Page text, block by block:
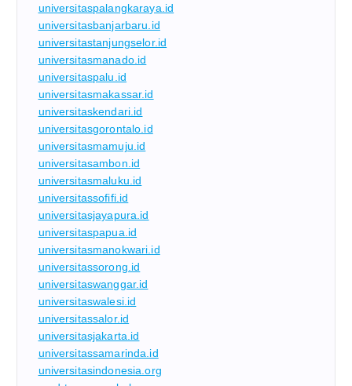
universitaspalangkaraya.id
universitasbanjarbaru.id
universitastanjungselor.id
universitasmanado.id
universitaspalu.id
universitasmakassar.id
universitaskendari.id
universitasgorontalo.id
universitasmamuju.id
universitasambon.id
universitasmaluku.id
universitassofifi.id
universitasjayapura.id
universitaspapua.id
universitasmanokwari.id
universitassorong.id
universitaswanggar.id
universitaswalesi.id
universitassalor.id
universitasjakarta.id
universitassamarinda.id
universitasindonesia.org